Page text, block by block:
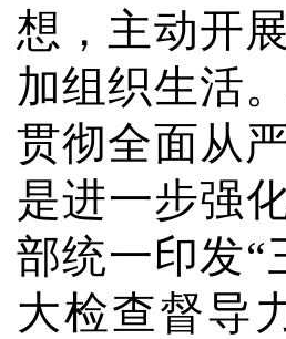
想，主动开
加组织生活
贯彻全面从
是进一步强
部统一印发“
大检查督导